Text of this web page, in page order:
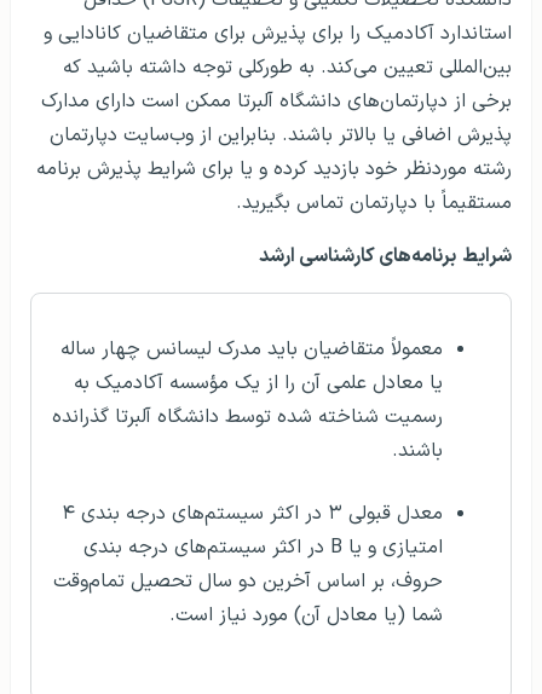
استاندارد آکادمیک را برای پذیرش برای متقاضیان کانادایی و
بین‌المللی تعیین می‌کند. به طور‌کلی توجه داشته باشید که
برخی از دپارتمان‌های دانشگاه آلبرتا ممکن است دارای مدارک
پذیرش اضافی یا بالاتر باشند. بنابراین از وب‌سایت دپارتمان
رشته موردنظر خود بازدید کرده و یا برای شرایط پذیرش برنامه
مستقیماً با دپارتمان تماس بگیرید.
شرایط برنامه‌های کارشناسی ارشد
معمولاً متقاضیان باید مدرک لیسانس چهار ساله
یا معادل علمی آن را از یک مؤسسه آکادمیک به
رسمیت شناخته شده توسط دانشگاه آلبرتا گذرانده
باشند.
معدل قبولی ۳ در اکثر سیستم‌های درجه بندی ۴
امتیازی و یا B در اکثر سیستم‌های درجه بندی
حروف، بر اساس آخرین دو سال تحصیل تمام‌وقت
شما (یا معادل آن) مورد نیاز است.